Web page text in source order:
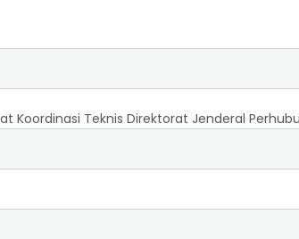
Koordinasi Teknis Direktorat Jenderal